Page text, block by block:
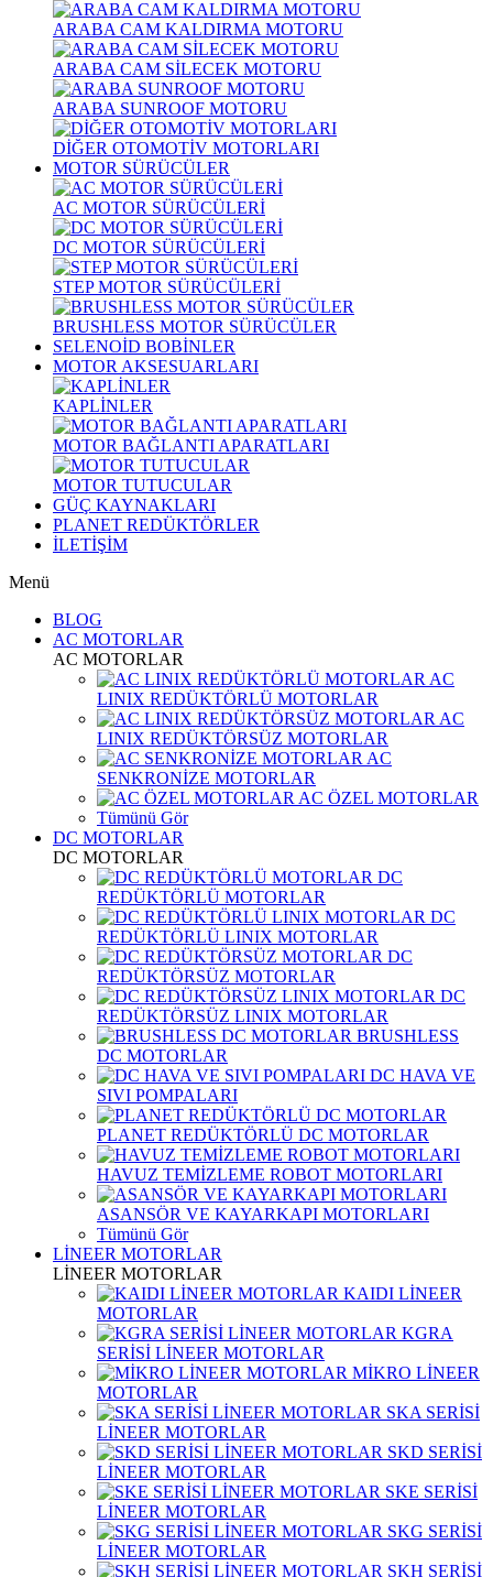
ARABA CAM KALDIRMA MOTORU
ARABA CAM SİLECEK MOTORU
ARABA SUNROOF MOTORU
DİĞER OTOMOTİV MOTORLARI
MOTOR SÜRÜCÜLER
AC MOTOR SÜRÜCÜLERİ
DC MOTOR SÜRÜCÜLERİ
STEP MOTOR SÜRÜCÜLERİ
BRUSHLESS MOTOR SÜRÜCÜLER
SELENOİD BOBİNLER
MOTOR AKSESUARLARI
KAPLİNLER
MOTOR BAĞLANTI APARATLARI
MOTOR TUTUCULAR
GÜÇ KAYNAKLARI
PLANET REDÜKTÖRLER
İLETİŞİM
Menü
BLOG
AC MOTORLAR
AC MOTORLAR
AC
LINIX REDÜKTÖRLÜ MOTORLAR
AC
LINIX REDÜKTÖRSÜZ MOTORLAR
AC
SENKRONİZE MOTORLAR
AC ÖZEL MOTORLAR
Tümünü Gör
DC MOTORLAR
DC MOTORLAR
DC
REDÜKTÖRLÜ MOTORLAR
DC
REDÜKTÖRLÜ LINIX MOTORLAR
DC
REDÜKTÖRSÜZ MOTORLAR
DC
REDÜKTÖRSÜZ LINIX MOTORLAR
BRUSHLESS
DC MOTORLAR
DC HAVA VE
SIVI POMPALARI
PLANET REDÜKTÖRLÜ DC MOTORLAR
HAVUZ TEMİZLEME ROBOT MOTORLARI
ASANSÖR VE KAYARKAPI MOTORLARI
Tümünü Gör
LİNEER MOTORLAR
LİNEER MOTORLAR
KAIDI LİNEER
MOTORLAR
KGRA
SERİSİ LİNEER MOTORLAR
MİKRO LİNEER
MOTORLAR
SKA SERİSİ
LİNEER MOTORLAR
SKD SERİSİ
LİNEER MOTORLAR
SKE SERİSİ
LİNEER MOTORLAR
SKG SERİSİ
LİNEER MOTORLAR
SKH SERİSİ